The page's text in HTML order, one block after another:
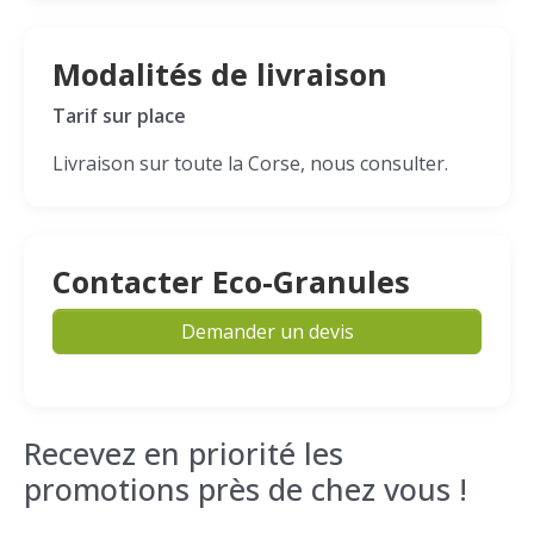
Modalités de livraison
Tarif sur place
Livraison sur toute la Corse, nous consulter.
Contacter Eco-Granules
Demander un devis
Recevez en priorité les
promotions près de chez vous !